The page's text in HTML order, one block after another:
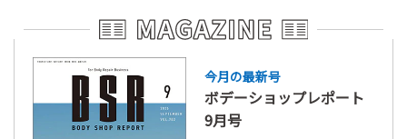
今月の最新号
ボデーショップレポート
9月号